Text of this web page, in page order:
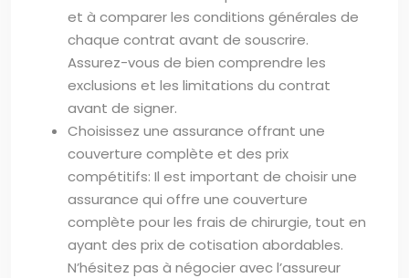
et à comparer les conditions générales de
chaque contrat avant de souscrire.
Assurez-vous de bien comprendre les
exclusions et les limitations du contrat
avant de signer.
Choisissez une assurance offrant une
couverture complète et des prix
compétitifs: Il est important de choisir une
assurance qui offre une couverture
complète pour les frais de chirurgie, tout en
ayant des prix de cotisation abordables.
N’hésitez pas à négocier avec l’assureur